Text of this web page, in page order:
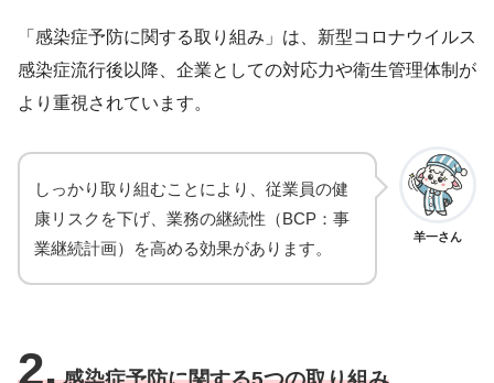
「感染症予防に関する取り組み」は、新型コロナウイルス
感染症流行後以降、企業としての対応力や衛生管理体制が
より重視されています。
羊一さん
しっかり取り組むことにより、従業員の健
康リスクを下げ、業務の継続性（BCP：事
業継続計画）を高める効果があります。
2.